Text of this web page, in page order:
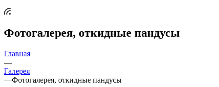
Фотогалерея, откидные пандусы
Главная
—
Галерея
—Фотогалерея, откидные пандусы